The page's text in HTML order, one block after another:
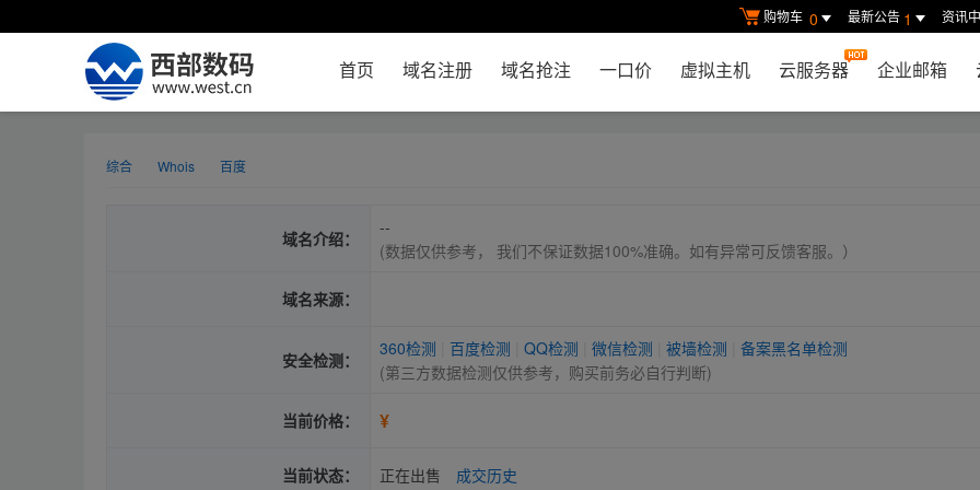
购物车 0 最新公告 1 资讯
首页 域名注册 域名抢注 一口价 虚拟主机 云服务器 企业邮箱
综合 Whois 百度
域名介绍：
--
(数据仅供参考， 我们不保证数据100%准确。如有异常可反馈客服。）
域名来源：
安全检测：
360检测 百度检测 QQ检测 微信检测 被墙检测
备案黑名单检测
(第三方数据检测仅供参考，购买前务必自行判断)
当前价格： ¥
当前状态： 正在出售 成交历史